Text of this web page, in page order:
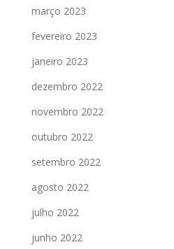
março 2023
fevereiro 2023
janeiro 2023
dezembro 2022
novembro 2022
outubro 2022
setembro 2022
agosto 2022
julho 2022
junho 2022